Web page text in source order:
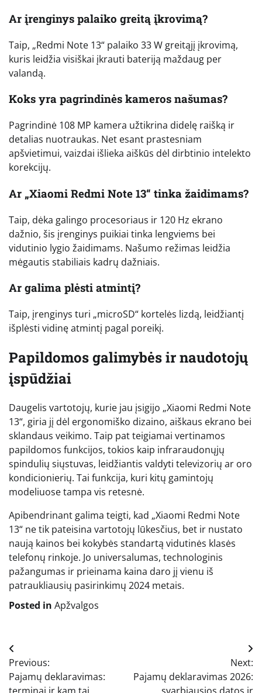
Ar įrenginys palaiko greitą įkrovimą?
Taip, „Redmi Note 13“ palaiko 33 W greitąjį įkrovimą,
kuris leidžia visiškai įkrauti bateriją maždaug per
valandą.
Koks yra pagrindinės kameros našumas?
Pagrindinė 108 MP kamera užtikrina didelę raišką ir
detalias nuotraukas. Net esant prastesniam
apšvietimui, vaizdai išlieka aiškūs dėl dirbtinio intelekto
korekcijų.
Ar „Xiaomi Redmi Note 13“ tinka žaidimams?
Taip, dėka galingo procesoriaus ir 120 Hz ekrano
dažnio, šis įrenginys puikiai tinka lengviems bei
vidutinio lygio žaidimams. Našumo režimas leidžia
mėgautis stabiliais kadrų dažniais.
Ar galima plėsti atmintį?
Taip, įrenginys turi „microSD“ kortelės lizdą, leidžiantį
išplėsti vidinę atmintį pagal poreikį.
Papildomos galimybės ir naudotojų
įspūdžiai
Daugelis vartotojų, kurie jau įsigijo „Xiaomi Redmi Note
13“, giria jį dėl ergonomiško dizaino, aiškaus ekrano bei
sklandaus veikimo. Taip pat teigiamai vertinamos
papildomos funkcijos, tokios kaip infraraudonųjų
spindulių siųstuvas, leidžiantis valdyti televizorių ar oro
kondicionierių. Tai funkcija, kuri kitų gamintojų
modeliuose tampa vis retesnė.
Apibendrinant galima teigti, kad „Xiaomi Redmi Note
13“ ne tik pateisina vartotojų lūkesčius, bet ir nustato
naują kainos bei kokybės standartą vidutinės klasės
telefonų rinkoje. Jo universalumas, technologinis
pažangumas ir prieinama kaina daro jį vienu iš
patraukliausių pasirinkimų 2024 metais.
Posted in Apžvalgos
Navigacija
tarp
Previous:
Pajamų deklaravimas:
Next:
Pajamų deklaravimas 2026: